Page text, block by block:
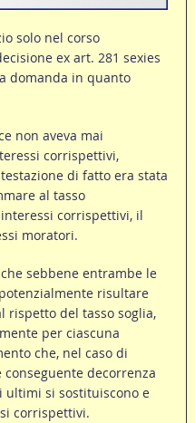
solo nel corso
ex art. 281 sexies
domanda in quanto
non aveva mai
corrispettivi,
di fatto era stata
al tasso
corrispettivi, il
moratori.
sebbene entrambe le
risultare
rispetto del tasso soglia,
per ciascuna
che, nel caso di
decorrenza
ultimi si sostituiscono e
corrispettivi.